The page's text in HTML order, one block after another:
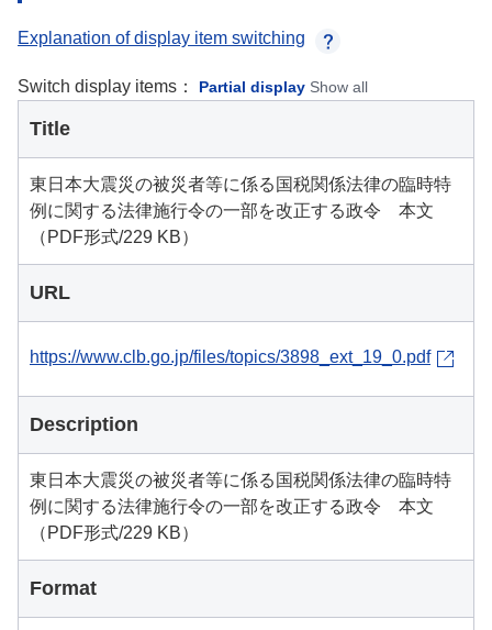
Explanation of display item switching
Switch display items： Partial display Show all
Title
東日本大震災の被災者等に係る国税関係法律の臨時特
例に関する法律施行令の一部を改正する政令 本文
（PDF形式/229 KB）
URL
https://www.clb.go.jp/files/topics/3898_ext_19_0.pdf
Description
東日本大震災の被災者等に係る国税関係法律の臨時特
例に関する法律施行令の一部を改正する政令 本文
（PDF形式/229 KB）
Format